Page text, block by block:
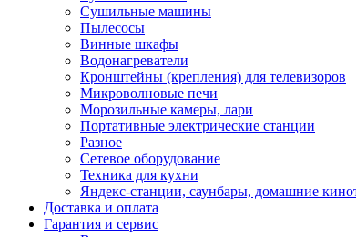
Сушильные машины
Пылесосы
Винные шкафы
Водонагреватели
Кронштейны (крепления) для телевизоров
Микроволновые печи
Морозильные камеры, лари
Портативные электрические станции
Разное
Сетевое оборудование
Техника для кухни
Яндекс-станции, саунбары, домашние
Доставка и оплата
Гарантия и сервис